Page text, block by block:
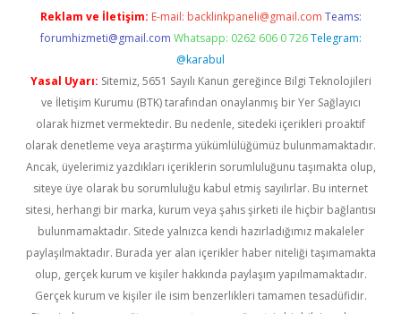
Reklam ve İletişim: E-mail: backlinkpaneli@gmail.com Teams:
forumhizmeti@gmail.com Whatsapp: 0262 606 0 726 Telegram:
@karabul
Yasal Uyarı: Sitemiz, 5651 Sayılı Kanun gereğince Bilgi Teknolojileri
ve İletişim Kurumu (BTK) tarafından onaylanmış bir Yer Sağlayıcı
olarak hizmet vermektedir. Bu nedenle, sitedeki içerikleri proaktif
olarak denetleme veya araştırma yükümlülüğümüz bulunmamaktadır.
Ancak, üyelerimiz yazdıkları içeriklerin sorumluluğunu taşımakta olup,
siteye üye olarak bu sorumluluğu kabul etmiş sayılırlar. Bu internet
sitesi, herhangi bir marka, kurum veya şahıs şirketi ile hiçbir bağlantısı
bulunmamaktadır. Sitede yalnızca kendi hazırladığımız makaleler
paylaşılmaktadır. Burada yer alan içerikler haber niteliği taşımamakta
olup, gerçek kurum ve kişiler hakkında paylaşım yapılmamaktadır.
Gerçek kurum ve kişiler ile isim benzerlikleri tamamen tesadüfidir.